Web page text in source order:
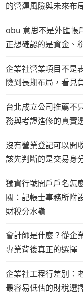
的營運風險與未來布
obu 意思不是外匯帳
正想確認的是資金、
企業社營業項目不是
險到長期布局，看見
台北成立公司推薦不
務與考證進修的真實
沒有營業登記可以開
該先判斷的是交易身
獨資行號開戶戶名怎
關：記帳士事務所附
財稅分水嶺
會計師是什麼？從企
專業背後真正的選擇
企業社工程行差別：
最容易低估的財稅選